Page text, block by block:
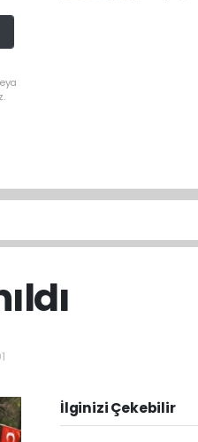
İlginizi Çekebilir